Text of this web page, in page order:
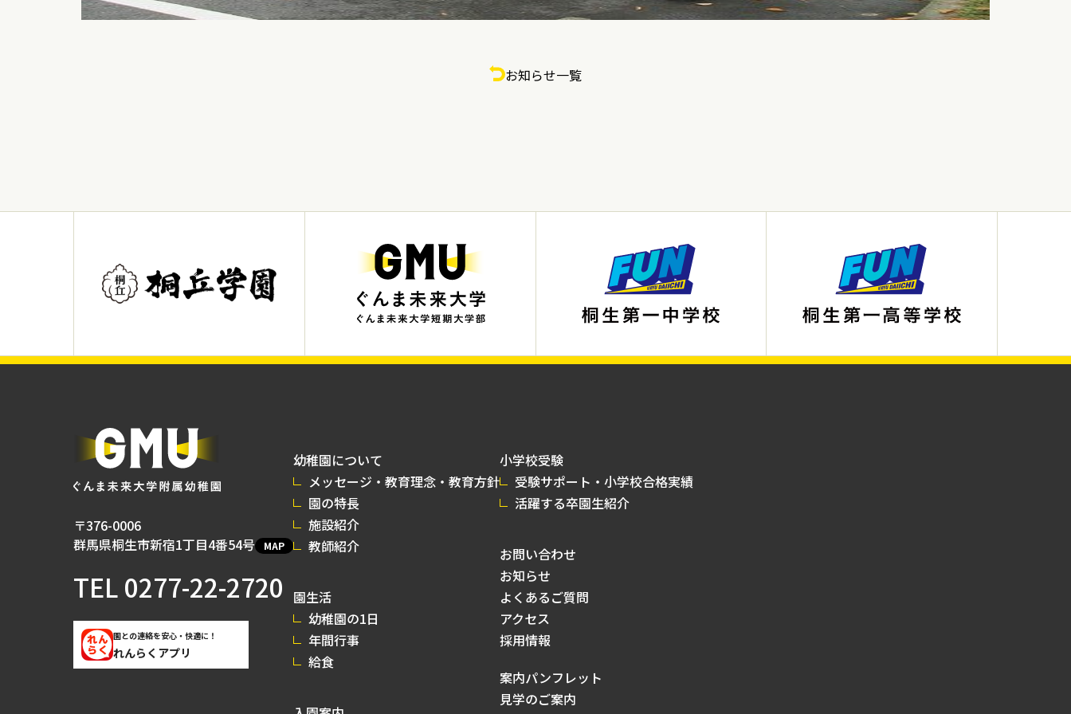
お知らせ一覧
〒376-0006
群馬県桐生市新宿1丁目4番54号
MAP
TEL0277-22-2720
園との連絡を安心・快適に！
れんらくアプリ
幼稚園について
メッセージ・教育理念・教育方針
園の特長
施設紹介
教師紹介
園生活
幼稚園の1日
年間行事
給食
小学校受験
受験サポート・小学校合格実績
活躍する卒園生紹介
お問い合わせ
お知らせ
よくあるご質問
アクセス
採用情報
案内パンフレット
見学のご案内